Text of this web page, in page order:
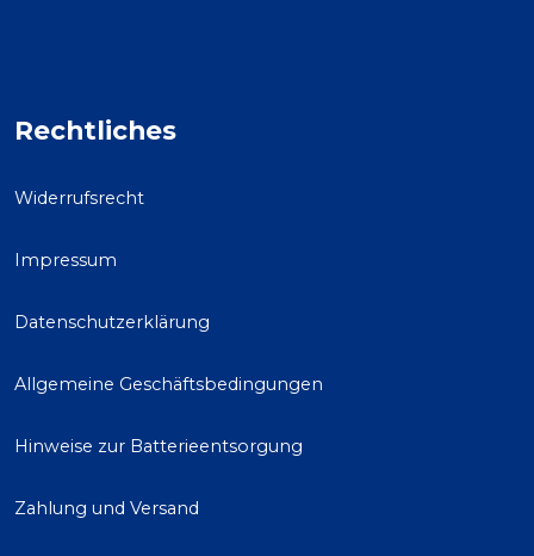
Rechtliches
Widerrufsrecht
Impressum
Datenschutzerklärung
Allgemeine Geschäftsbedingungen
Hinweise zur Batterieentsorgung
Zahlung und Versand